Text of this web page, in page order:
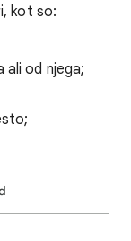
kot so:
ali od njega;